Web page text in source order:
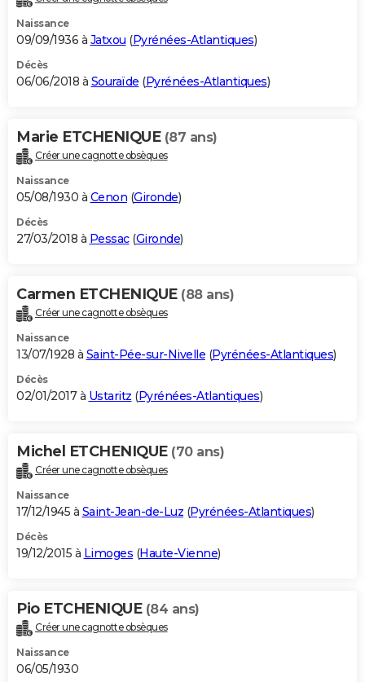
Naissance
09/09/1936 à Jatxou (Pyrénées-Atlantiques)
Décès
06/06/2018 à Souraïde (Pyrénées-Atlantiques)
Marie ETCHENIQUE (87 ans)
Créer une cagnotte obsèques
Naissance
05/08/1930 à Cenon (Gironde)
Décès
27/03/2018 à Pessac(Gironde)
Carmen ETCHENIQUE (88 ans)
Créer une cagnotte obsèques
Naissance
13/07/1928 à Saint-Pée-sur-Nivelle (Pyrénées-Atlantiques)
Décès
02/01/2017 à Ustaritz (Pyrénées-Atlantiques)
Michel ETCHENIQUE (70 ans)
Créer une cagnotte obsèques
Naissance
17/12/1945 à Saint-Jean-de-Luz (Pyrénées-Atlantiques)
Décès
19/12/2015 à Limoges (Haute-Vienne)
Pio ETCHENIQUE (84 ans)
Créer une cagnotte obsèques
Naissance
06/05/1930